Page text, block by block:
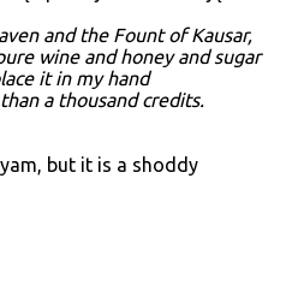
and the Fount of Kausar,
wine and honey and sugar
it in my hand
a thousand credits.
but it is a shoddy